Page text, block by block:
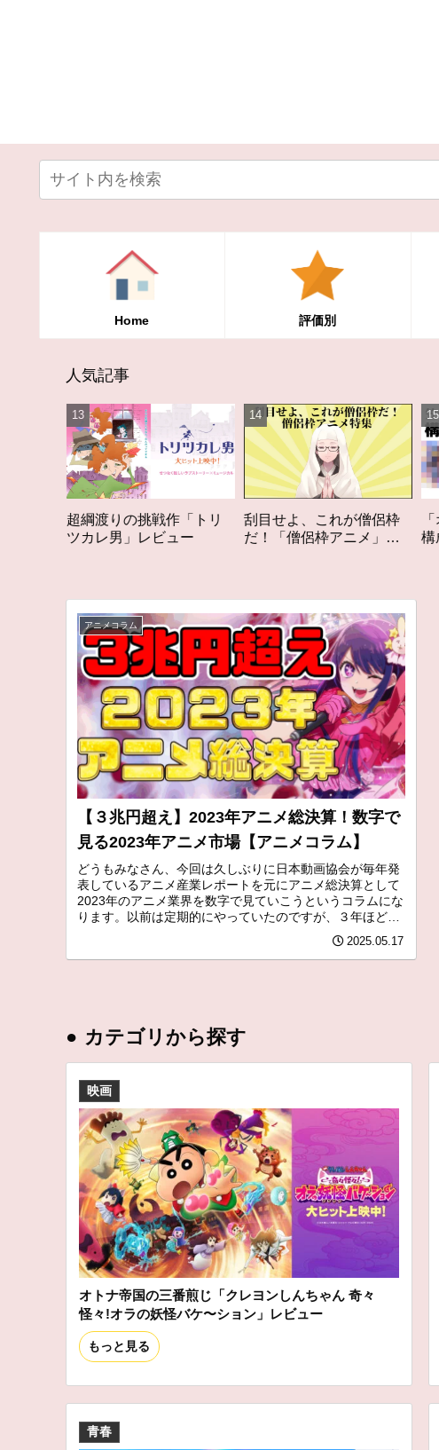
Home 評価別
人気記事
刮目せよ、これが僧侶枠
だ！「僧侶枠アニメ」特
「オタク歴２０年の私を
構成する５つのアニメ」
アニメコラム
【３兆円超え】2023年アニメ総決算！数字で
見る2023年アニメ市場【アニメコラム】
どうもみなさん、今回は久しぶりに日本動画協会が毎年発
表しているアニメ産業レポートを元にアニメ総決算として
2023年のアニメ業界を数字で見ていこうというコラムにな
ります。以前は定期的にやっていたのですが、３年ほどや
2025.05.17
● カテゴリから探す
映画
オトナ帝国の三番煎じ「クレヨンしんちゃん 奇々
怪々!オラの妖怪バケ〜ション」レビュー
もっと見る
青春